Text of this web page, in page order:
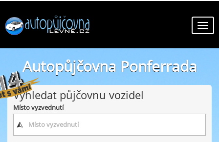
Autopůjčovna Ponferrada
online autopůjčovny ve městě Ponferrada
Vyhledat půjčovnu vozidel
Místo vyzvednutí